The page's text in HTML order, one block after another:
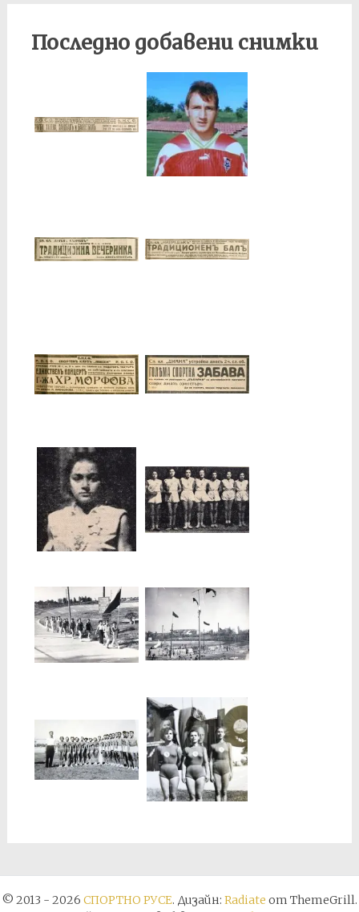
Последно добавени снимки
© 2013 - 2026 СПОРТНО РУСЕ. Дизайн: Radiate от ThemeGrill.